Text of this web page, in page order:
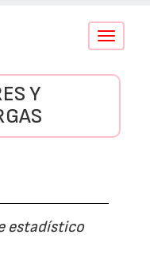
Conmutar
Y
estadístico